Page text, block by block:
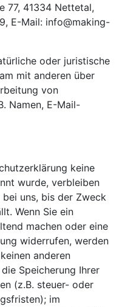
77, 41334 Nettetal,
E-Mail: info@making-
oder juristische
mit anderen über
von
Namen, E-Mail-
keine
wurde, verbleiben
uns, bis der Zweck
Wenn Sie ein
machen oder eine
widerrufen, werden
anderen
Speicherung Ihrer
(z.B. steuer- oder
im